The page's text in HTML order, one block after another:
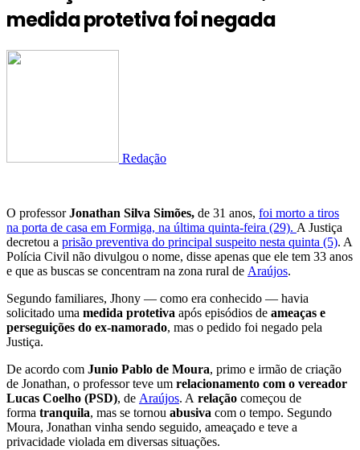
medida protetiva foi negada
Redação
O professorJonathan Silva Simões, de 31 anos, foi morto a tiros
na porta de casa em Formiga, na última quinta-feira (29). A Justiça
decretou a prisão preventiva do principal suspeito nesta quinta (5). A
Polícia Civil não divulgou o nome, disse apenas que ele tem 33 anos
e que as buscas se concentram na zona rural de Araújos.
Segundo familiares, Jhony — como era conhecido — havia
solicitado uma medida protetiva após episódios de ameaças e
perseguições do ex-namorado, mas o pedido foi negado pela
Justiça.
De acordo com Junio Pablo de Moura, primo e irmão de criação
de Jonathan, o professor teve um relacionamento com o vereador
Lucas Coelho (PSD), de Araújos. A relação começou de
forma tranquila, mas se tornou abusiva com o tempo. Segundo
Moura, Jonathan vinha sendo seguido, ameaçado e teve a
privacidade violada em diversas situações.